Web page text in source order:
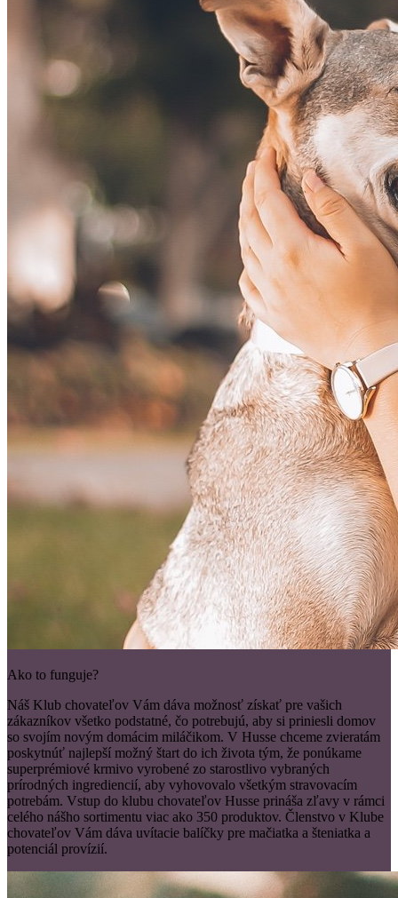
Ako to funguje?
Náš Klub chovateľov Vám dáva možnosť získať pre vašich
zákazníkov všetko podstatné, čo potrebujú, aby si priniesli domov
so svojím novým domácim miláčikom. V Husse chceme zvieratám
poskytnúť najlepší možný štart do ich života tým, že ponúkame
superprémiové krmivo vyrobené zo starostlivo vybraných
prírodných ingrediencií, aby vyhovovalo všetkým stravovacím
potrebám. Vstup do klubu chovateľov Husse prináša zľavy v rámci
celého nášho sortimentu viac ako 350 produktov. Členstvo v Klube
chovateľov Vám dáva uvítacie balíčky pre mačiatka a šteniatka a
potenciál provízií.